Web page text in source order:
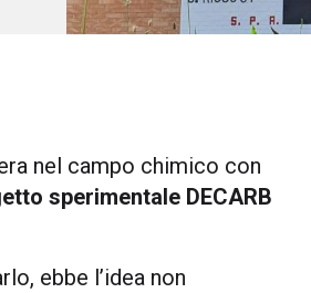
nel campo chimico con
sperimentale DECARB
ebbe l’idea non